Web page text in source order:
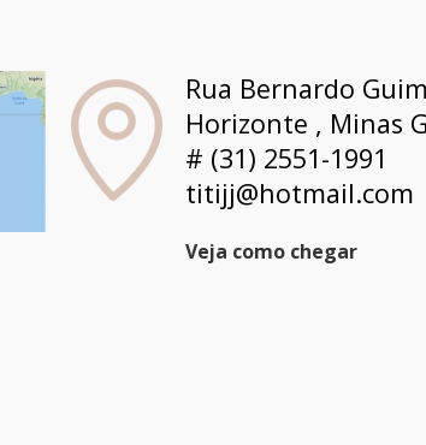
Rua Bernardo
Horizonte , Minas
# (31) 2551-1991
titijj@hotmail.com
Veja como chegar